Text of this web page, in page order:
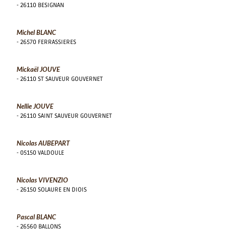
- 26110 BESIGNAN
Michel BLANC
- 26570 FERRASSIERES
Mickaël JOUVE
- 26110 ST SAUVEUR GOUVERNET
Nellie JOUVE
- 26110 SAINT SAUVEUR GOUVERNET
Nicolas AUBEPART
- 05150 VALDOULE
Nicolas VIVENZIO
- 26150 SOLAURE EN DIOIS
Pascal BLANC
- 26560 BALLONS